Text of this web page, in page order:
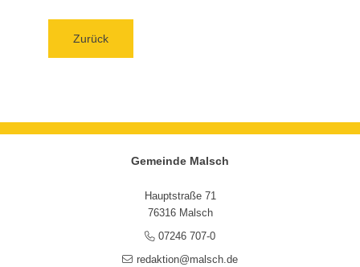
Zurück
Gemeinde Malsch
Hauptstraße 71
76316 Malsch
07246 707-0
redaktion@malsch.de